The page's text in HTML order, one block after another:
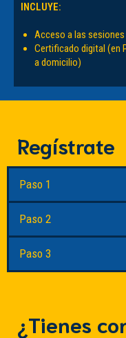
INCLUYE:
Acceso a las
Certificado digital (en
a domicilio)
Regístrate
Paso 1
Paso 2
Paso 3
¿Tienes